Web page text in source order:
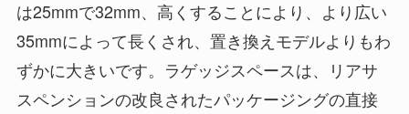
は25mmで32mm、高くすることにより、より広い
35mmによって長くされ、置き換えモデルよりもわ
ずかに大きいです。ラゲッジスペースは、リアサ
スペンションの改良されたパッケージングの直接